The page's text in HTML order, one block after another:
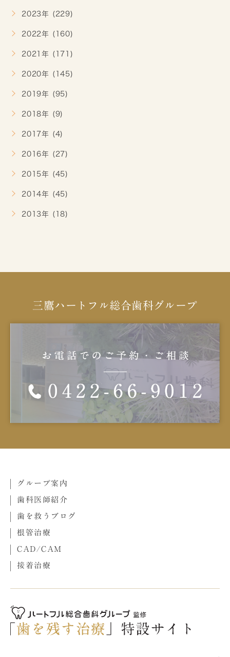
2023年 (229)
2022年 (160)
2021年 (171)
2020年 (145)
2019年 (95)
2018年 (9)
2017年 (4)
2016年 (27)
2015年 (45)
2014年 (45)
2013年 (18)
三鷹ハートフル総合歯科グループ
グループ案内
歯科医師紹介
歯を救うブログ
根管治療
CAD/CAM
接着治療